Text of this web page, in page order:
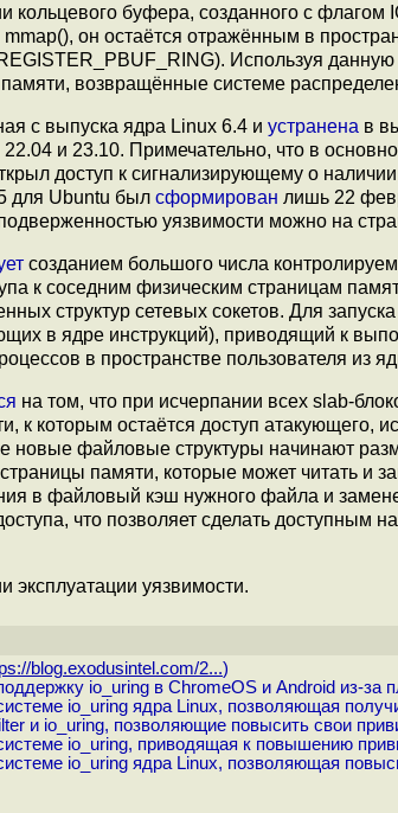
кольцевого буфера, созданного с
он остаётся отражённым в
Используя
возвращённые системе
с выпуска ядра Linux 6.4 и устранена в
и 23.10. Примечательно, что в
доступ к сигнализирующему о
для Ubuntu был сформирован лишь 22
уязвимости можно на
созданием большого числа
к соседним физическим страницам
структур сетевых сокетов. Для
в ядре инструкций), приводящий к
в пространстве пользователя из
на том, что при исчерпании всех slab-
к которым остаётся доступ атакующего,
новые файловые структуры начинают
памяти, которые может читать и
в файловый кэш нужного файла и
что позволяет сделать доступным
эксплуатации уязвимости.
blog.exodusintel.com/2...)
io_uring в ChromeOS и Android из-за
io_uring ядра Linux, позволяющая
и io_uring, позволяющие повысить свои
io_uring, приводящая к повышению
io_uring ядра Linux, позволяющая